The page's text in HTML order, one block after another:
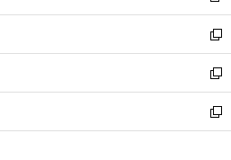
開
く
ウ
で
開
く
ン
ド
ウ
で
開
く
ウ
ィ
ン
ド
ウ
で
開
し
い
ウ
ィ
ン
ド
ウ
新
し
い
ウ
ィ
ン
新
し
い
ウ
新
し